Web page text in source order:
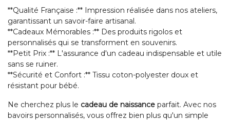
**Qualité Française :** Impression réalisée dans nos ateliers,
garantissant un savoir-faire artisanal.
**Cadeaux Mémorables :** Des produits rigolos et
personnalisés qui se transforment en souvenirs.
**Petit Prix :** L'assurance d'un cadeau indispensable et utile
sans se ruiner.
**Sécurité et Confort :** Tissu coton-polyester doux et
résistant pour bébé.
Ne cherchez plus le cadeau de naissance parfait. Avec nos
bavoirs personnalisés, vous offrez bien plus qu'un simple